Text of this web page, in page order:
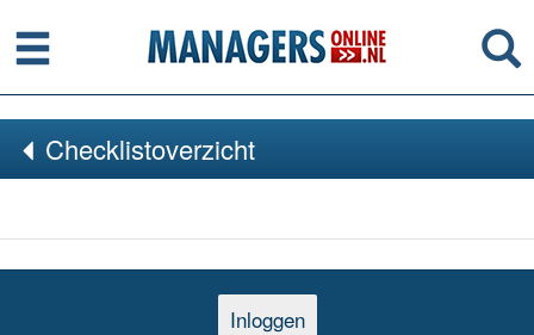
Menu
Checklistoverzicht
Inloggen